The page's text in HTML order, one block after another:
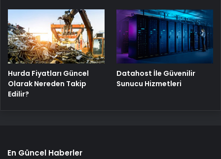
Hurda Fiyatları Güncel
Olarak Nereden Takip
Edilir?
Datahost İle Güvenilir
Sunucu Hizmetleri
En Güncel Haberler